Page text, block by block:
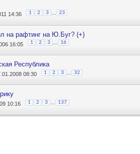
14:36 1 2 3 23
на рафтинг на Ю.Буг? (+)
16:05 1 2 3 16
Республика
08:30 1 2 3 32
10:16 1 2 3 137